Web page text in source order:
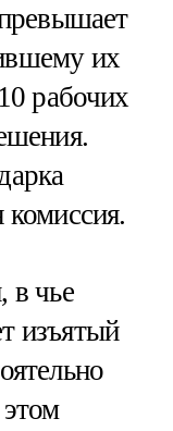
их
рабочих
комиссия.
в чье
изъятый